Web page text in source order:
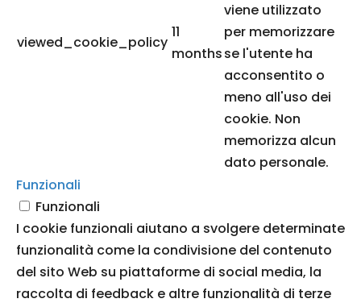
viewed_cookie_policy
11
months
viene utilizzato
per memorizzare
se l'utente ha
acconsentito o
meno all'uso dei
cookie. Non
memorizza alcun
dato personale.
Funzionali
Funzionali
I cookie funzionali aiutano a svolgere determinate
funzionalità come la condivisione del contenuto
del sito Web su piattaforme di social media, la
raccolta di feedback e altre funzionalità di terze